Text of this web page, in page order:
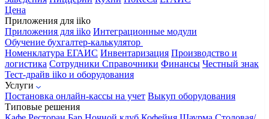
Цена
Приложения для iiko
Приложения для iiko Интеграционные модули
Обучение бухгалтер-калькулятор
Номенклатура ЕГАИС Инвентаризация Производство и
логистика Сотрудники Справочники Финансы Честный знак
Тест-драйв iiko и оборудования
Услуги
Постановка онлайн-кассы на учет Выкуп оборудования
Типовые решения